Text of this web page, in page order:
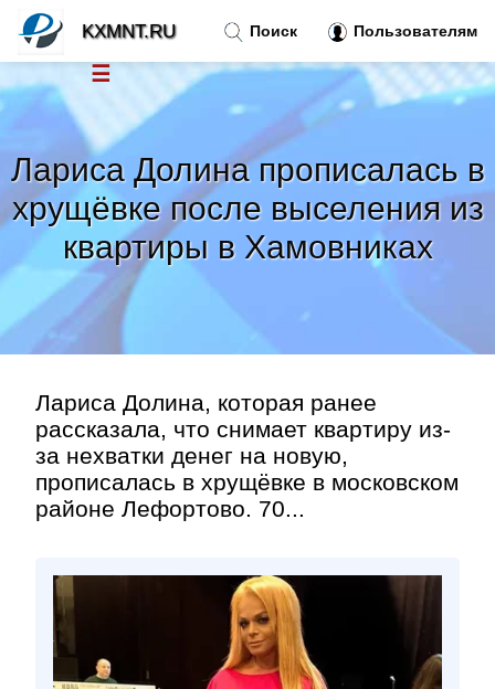
Лариса Долина прописалась в
хрущёвке после выселения из
квартиры в Хамовниках
Лариса Долина, которая ранее
рассказала, что снимает квартиру из-
за нехватки денег на новую,
прописалась в хрущёвке в московском
районе Лефортово. 70...
Поиск Пользователям
KXMNT.RU
☰
Новости
Тренды новостей»
Рубрики»
Правила »